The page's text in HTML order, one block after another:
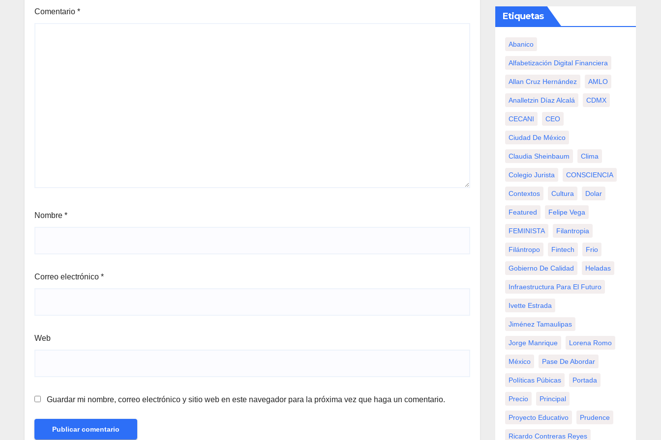
Comentario *
Nombre *
Correo electrónico *
Web
Guardar mi nombre, correo electrónico y sitio web en este navegador para la próxima vez que haga un comentario.
Etiquetas
Abanico
Alfabetización Digital Financiera
Allan Cruz Hernández AMLO
Analletzin Díaz Alcalá CDMX
CECANI CEO
Ciudad De México
Claudia Sheinbaum Clima
Colegio Jurista CONSCIENCIA
Contextos Cultura Dolar
Featured Felipe Vega
FEMINISTA Filantropia
Filántropo Fintech Frio
Gobierno De Calidad Heladas
Infraestructura Para El Futuro
Ivette Estrada
Jiménez Tamaulipas
Jorge Manrique Lorena Romo
México Pase De Abordar
Políticas Púbicas Portada
Precio Principal
Proyecto Educativo Prudence
Ricardo Contreras Reyes